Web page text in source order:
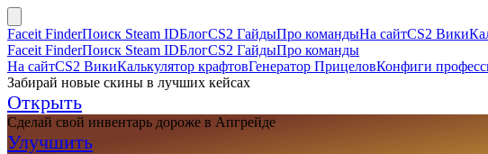
Faceit FinderПоиск Steam IDБлогCS2 ГайдыПро командыНа сайтCS2 Вики
Faceit FinderПоиск Steam IDБлогCS2 ГайдыПро команды
На сайтCS2 ВикиКалькулятор крафтовГенератор ПрицеловКонфиги
Забирай новые скины в лучших кейсах
Открыть
Сделай свой инвентарь дороже в Апгрейде
Улучшить